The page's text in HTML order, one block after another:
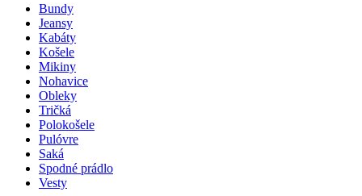
Bundy
Jeansy
Kabáty
Košele
Mikiny
Nohavice
Obleky
Tričká
Polokošele
Pulóvre
Saká
Spodné prádlo
Vesty